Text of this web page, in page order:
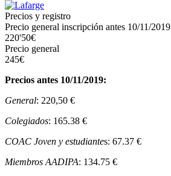
Precios y registro
Precio general inscripción antes 10/11/2019
220'50€
Precio general
245€
Precios antes 10/11/2019:
General: 220,50 €
Colegiados: 165.38 €
COAC Joven y estudiantes: 67.37 €
Miembros AADIPA: 134.75 €